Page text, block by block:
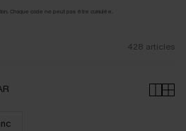
Chaque code ne peut pas être cumulée.
428 articles